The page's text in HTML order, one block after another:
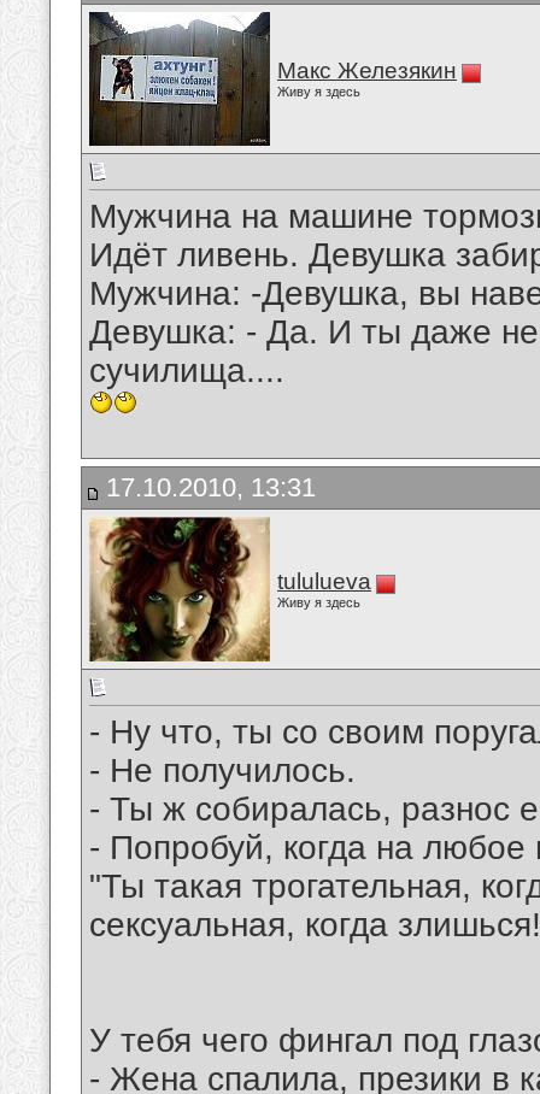
Макс Железякин
Живу я здесь
Мужчина на машине
Идёт ливень. Девушка
Мужчина: -Девушка, вы
Девушка: - Да. И ты даже
сучилища....
17.10.2010, 13:31
tululueva
Живу я здесь
- Ну что, ты со своим
- Не получилось.
- Ты ж собиралась, разнос
- Попробуй, когда на
"Ты такая трогательная,
сексуальная, когда
У тебя чего фингал под
- Жена спалила, презики в